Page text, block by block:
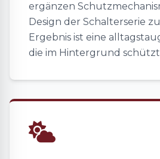
ergänzen
Design der Schalterserie
Ergebnis ist eine
die im Hintergrund